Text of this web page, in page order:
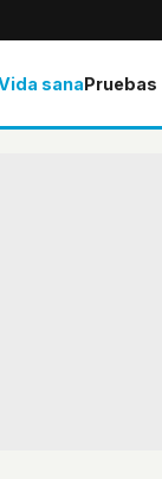
sana